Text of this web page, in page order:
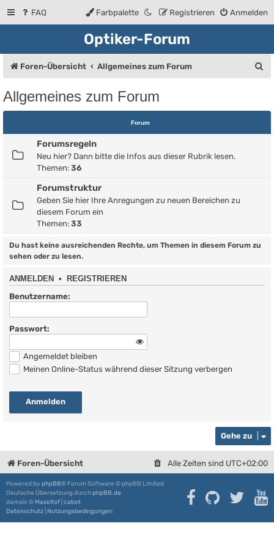
FAQ Anmelden
Registrieren
Farbpalette
Optiker-Forum
Foren-Übersicht Allgemeines zum Forum
e
Allgemeines zum Forum
Forum
Forumsregeln
Neu hier? Dann bitte die Infos aus dieser Rubrik lesen.
Themen: 36
Forumstruktur
Geben Sie hier Ihre Anregungen zu neuen Bereichen zu
diesem Forum ein
Themen: 33
Du hast keine ausreichenden Rechte, um Themen in diesem Forum zu
sehen oder zu lesen.
ANMELDEN • REGISTRIEREN
Benutzername:
Passwort:
Angemeldet bleiben
Meinen Online-Status während dieser Sitzung verbergen
Gehe zu
Foren-Übersicht Alle Zeiten sind UTC+02:00
Powered by phpBB® Forum Software © phpBB Limited
Deutsche Übersetzung durchphpBB.de
damaïo © Mazeltof cabot
Datenschutz Nutzungsbedingungen